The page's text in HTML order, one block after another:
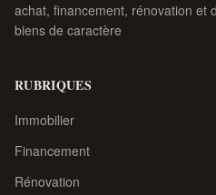
achat, financement, rénovation et
biens de caractère
RUBRIQUES
Immobilier
Financement
Rénovation